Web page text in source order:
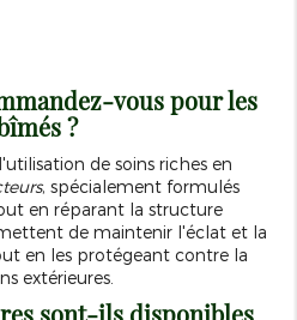
vous pour les
?
de soins riches en
, spécialement formulés
en réparant la structure
de maintenir l'éclat et la
en les protégeant contre la
extérieures.
sont-ils disponibles